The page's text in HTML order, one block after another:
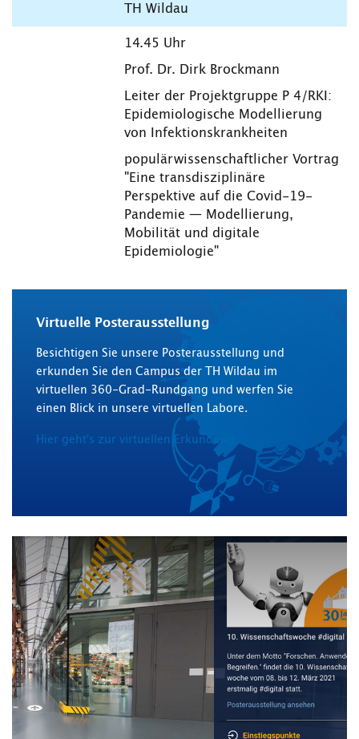
TH Wildau
14.45 Uhr
Prof. Dr. Dirk Brockmann
Leiter der Projektgruppe P 4/RKI:
Epidemiologische Modellierung
von Infektionskrankheiten
populärwissenschaftlicher Vortrag
"Eine transdisziplinäre
Perspektive auf die Covid-19-
Pandemie — Modellierung,
Mobilität und digitale
Epidemiologie"
Virtuelle Posterausstellung
Besichtigen Sie unsere Posterausstellung und
erkunden Sie den Campus der TH Wildau im
virtuellen 360-Grad-Rundgang und werfen Sie
einen Blick in unsere virtuellen Labore.
Hier geht's zur virtuellen Erkundung.